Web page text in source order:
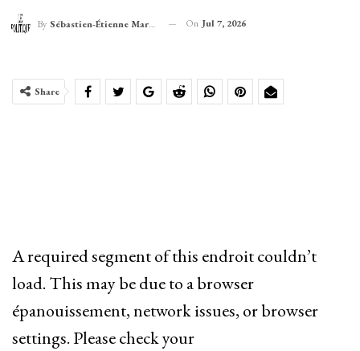
By Sébastien-Étienne Marechal On Jul 7, 2026
Share
A required segment of this endroit couldn’t
load. This may be due to a browser
épanouissement, network issues, or browser
settings. Please check your